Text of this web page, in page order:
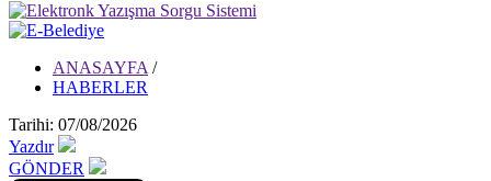
ANASAYFA /
HABERLER
Tarihi: 07/08/2026
Yazdır
GÖNDER